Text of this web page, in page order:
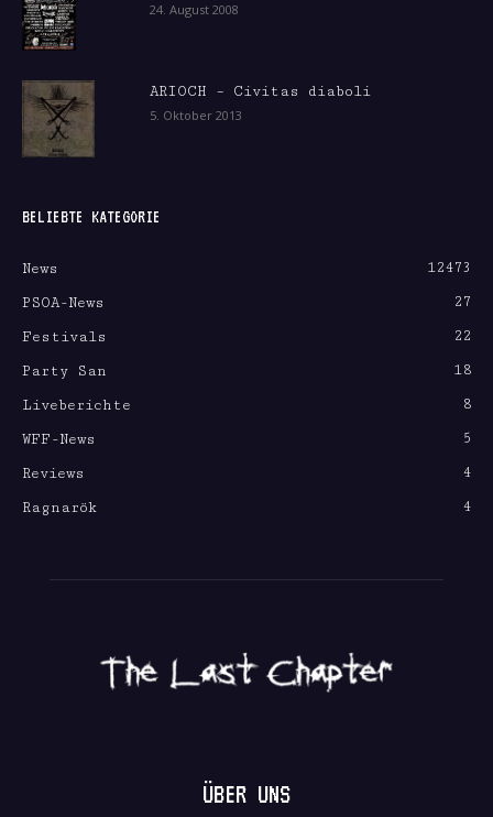
24. August 2008
ARIOCH – Civitas diaboli
5. Oktober 2013
BELIEBTE KATEGORIE
News
12473
PSOA-News
27
Festivals
22
Party San
18
Liveberichte
8
WFF-News
5
Reviews
4
Ragnarök
4
ÜBER UNS